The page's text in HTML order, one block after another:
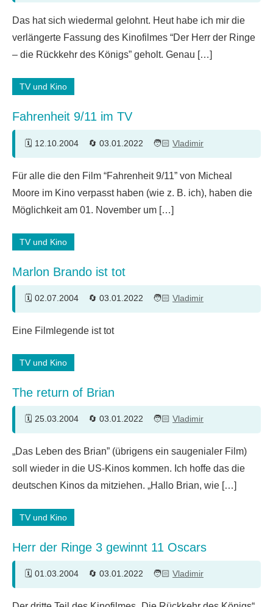
Kommentare
Das hat sich wiedermal gelohnt. Heut habe ich mir die
verlängerte Fassung des Kinofilmes “Der Herr der Ringe
– die Rückkehr des Königs” geholt. Genau […]
TV und Kino
Fahrenheit 9/11 im TV
12.10.2004 03.01.2022 Vladimir
Kommentar
Für alle die den Film “Fahrenheit 9/11” von Micheal
Moore im Kino verpasst haben (wie z. B. ich), haben die
Möglichkeit am 01. November um […]
TV und Kino
Marlon Brando ist tot
02.07.2004 03.01.2022 Vladimir
Kommentar
Eine Filmlegende ist tot
TV und Kino
The return of Brian
25.03.2004 03.01.2022 Vladimir
Kommentar
„Das Leben des Brian” (übrigens ein saugenialer Film)
soll wieder in die US-Kinos kommen. Ich hoffe das die
deutschen Kinos da mitziehen. „Hallo Brian, wie […]
TV und Kino
Herr der Ringe 3 gewinnt 11 Oscars
01.03.2004 03.01.2022 Vladimir